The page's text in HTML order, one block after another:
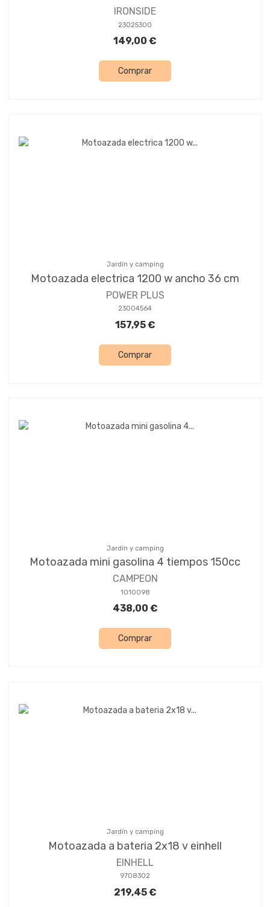
IRONSIDE
23025300
149,00 €
Comprar
Jardín y camping
Motoazada electrica 1200 w ancho 36 cm
POWER PLUS
23004564
157,95 €
Comprar
Jardín y camping
Motoazada mini gasolina 4 tiempos 150cc
CAMPEON
1010098
438,00 €
Comprar
Jardín y camping
Motoazada a bateria 2x18 v einhell
EINHELL
9708302
219,45 €